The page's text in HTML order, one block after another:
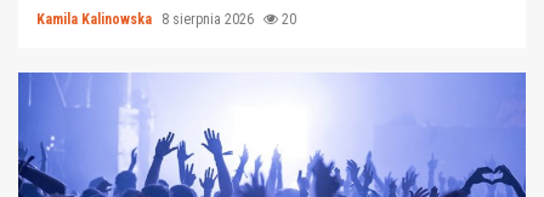
Kamila Kalinowska 8 sierpnia 2026 20